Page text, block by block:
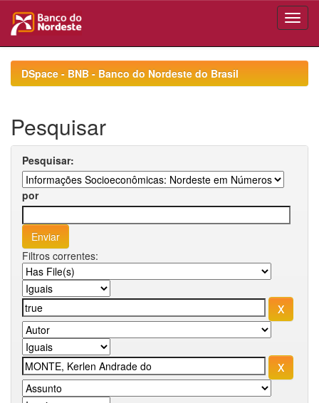
navigationDSpace - BNB - Banco do Nordeste do Brasil
Pesquisar
Pesquisar:
por
Filtros correntes: